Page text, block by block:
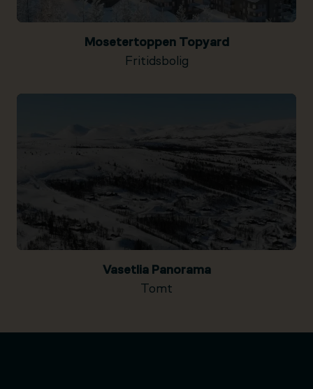
Mosetertoppen Topyard
Fritidsbolig
Vasetlia Panorama
Tomt